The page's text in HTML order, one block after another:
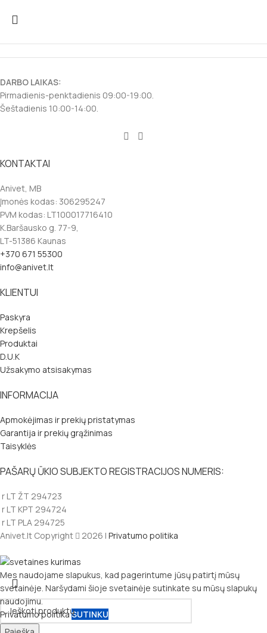
DARBO LAIKAS:
Pirmadienis-penktadienis 09:00-19:00.
Šeštadienis 10:00-14:00.
KONTAKTAI
Anivet, MB
Įmonės kodas: 306295247
PVM kodas: LT100017716410
K.Baršausko g. 77-9,
LT-51386 Kaunas
+370 671 55300
info@anivet.lt
KLIENTUI
Paskyra
Krepšelis
Produktai
D.U.K
Užsakymo atsisakymas
INFORMACIJA
Apmokėjimas ir prekių pristatymas
Garantija ir prekių grąžinimas
Taisyklės
PAŠARŲ ŪKIO SUBJEKTO REGISTRACIJOS NUMERIS:
r LT ŽT 294723
r LT KPT 294724
r LT PLA 294725
Anivet.lt Copyright
2026 | Privatumo politika
Mes naudojame slapukus, kad pagerintume jūsų patirtį mūsų
svetainėje. Naršydami šioje svetainėje sutinkate su mūsų slapukų
naudojimu.
Privatumo politikaSUTINKU